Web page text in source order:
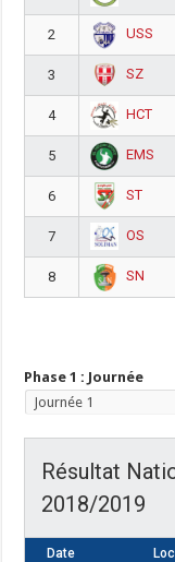
2 USS
3 SZ
4 HCT
5 EMS
6 ST
7 OS
8 SN
Phase 1 : Journée
Résultat
2018/2019
Date